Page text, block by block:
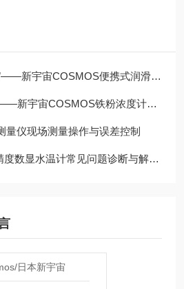
COSMOS便携式润滑脂铁粉浓度计SDM-72
铁粉浓度计SDM-72守护齿轮箱健康
量仪现场测量操作与误差控制
显水温计常见问题诊断与解决策略
日本新宇宙